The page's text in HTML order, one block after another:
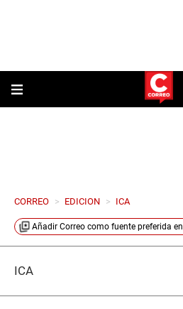
CORREO > EDICION > ICA
Añadir Correo como fuente preferida en
ICA